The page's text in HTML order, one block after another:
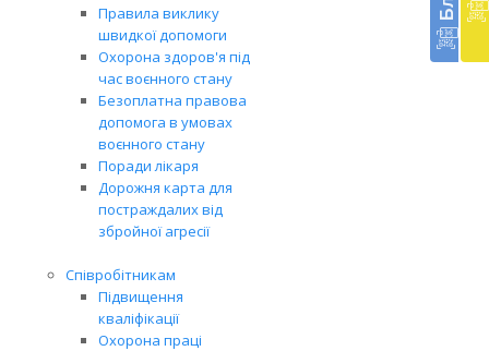
Правила виклику
швидкої допомоги
Охорона здоров'я під
час воєнного стану
Безоплатна правова
допомога в умовах
воєнного стану
Поради лікаря
Дорожня карта для
постраждалих від
збройної агресії
Співробітникам
Підвищення
кваліфікації
Охорона праці